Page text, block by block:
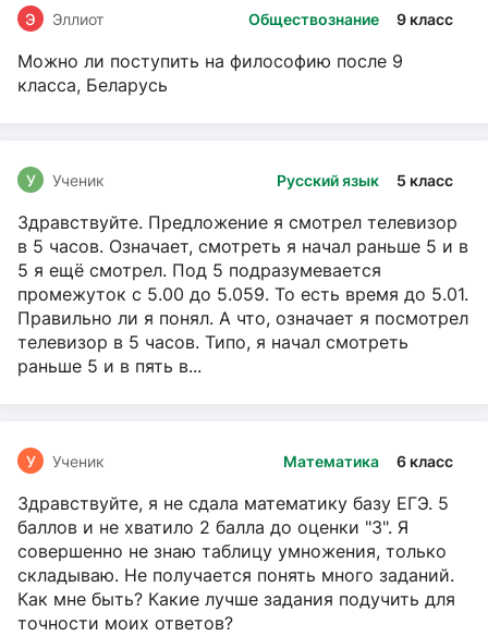
Обществознание 9 класс
Э Эллиот
Можно ли поступить на философию после 9
класса, Беларусь
Русский язык 5 класс
У Ученик
Здравствуйте. Предложение я смотрел телевизор
в 5 часов. Означает, смотреть я начал раньше 5 и в
5 я ещё смотрел. Под 5 подразумевается
промежуток с 5.00 до 5.059. То есть время до 5.01.
Правильно ли я понял. А что, означает я посмотрел
телевизор в 5 часов. Типо, я начал смотреть
раньше 5 и в пять в...
Математика 6 класс
У Ученик
Здравствуйте, я не сдала математику базу ЕГЭ. 5
баллов и не хватило 2 балла до оценки "3". Я
совершенно не знаю таблицу умножения, только
складываю. Не получается понять много заданий.
Как мне быть? Какие лучше задания подучить для
точности моих ответов?